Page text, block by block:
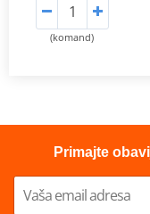
(komand)
Primajte